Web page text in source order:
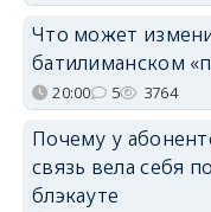
Что может
батилиманском
20:00 5 3764
Почему у
связь вела себя
блэкауте